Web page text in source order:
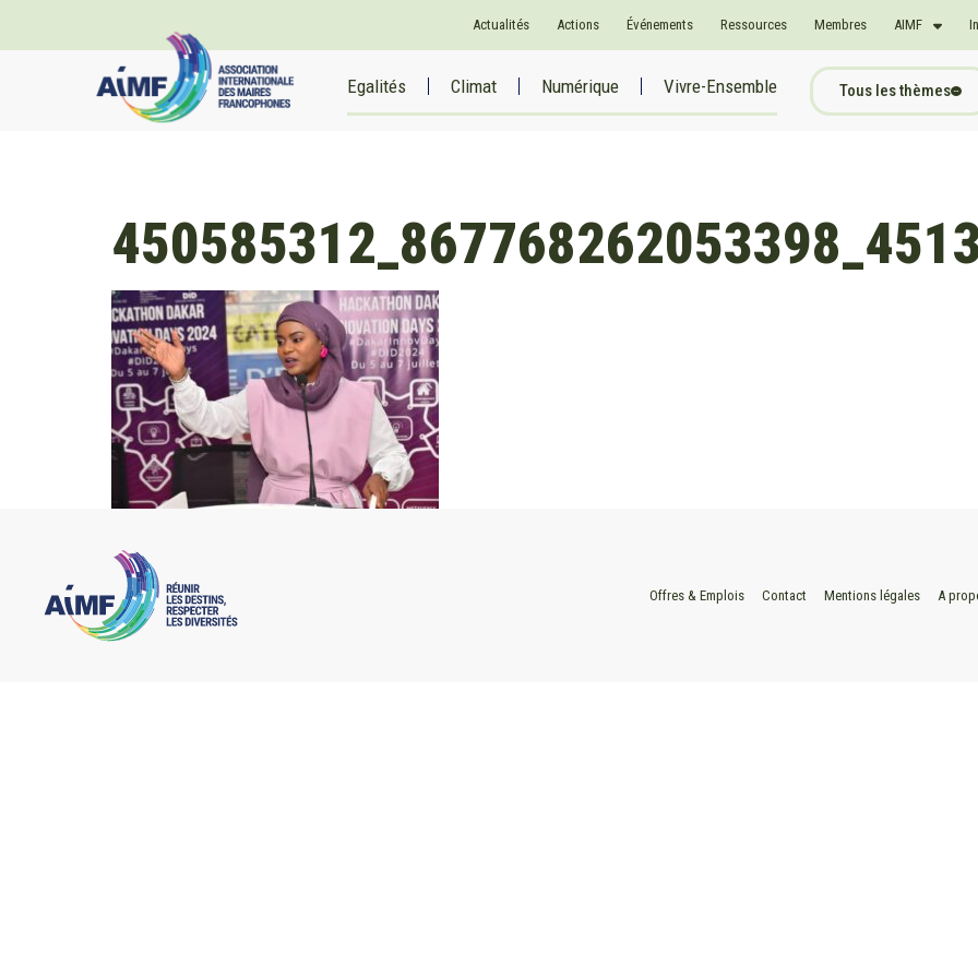
Actualités Actions Événements Ressources Membres AIMF
Egalités Climat Numérique Vivre-Ensemble Tous les thèmes
Offres & Emplois Contact Mentions légales A